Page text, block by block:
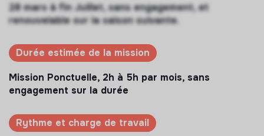
28 mars à fin Juillet, sans engagement, et
renouvelable sur la saison suivante.
Durée estimée de la mission
Mission Ponctuelle, 2h à 5h par mois, sans
engagement sur la durée
Rythme et charge de travail